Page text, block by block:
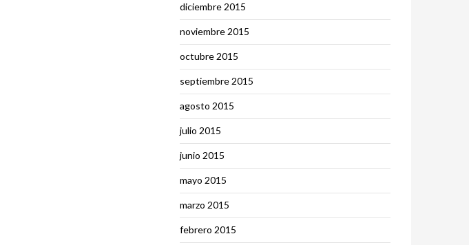
diciembre 2015
noviembre 2015
octubre 2015
septiembre 2015
agosto 2015
julio 2015
junio 2015
mayo 2015
marzo 2015
febrero 2015